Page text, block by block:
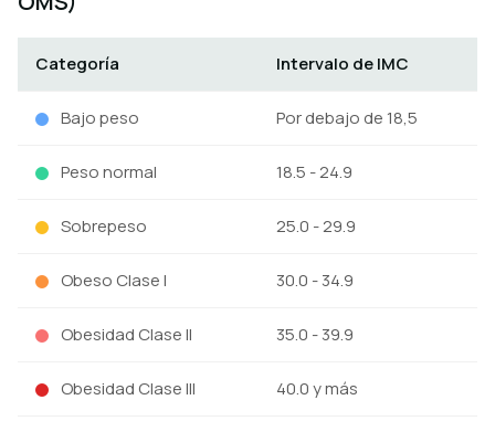
Categoría Intervalo de IMC
Bajo peso Por debajo de 18,5
Peso normal 18.5 - 24.9
Sobrepeso 25.0 - 29.9
Obeso Clase I 30.0 - 34.9
Obesidad Clase II 35.0 - 39.9
Obesidad Clase III 40.0 y más